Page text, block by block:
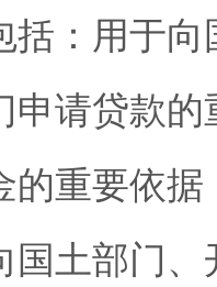
括：用于
申请贷款
的重要依
国土部门